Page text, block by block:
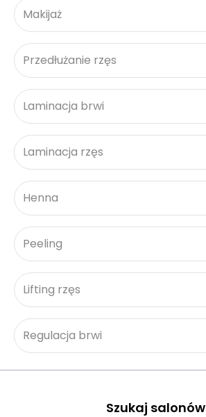
Makijaż
Przedłużanie rzęs
Laminacja brwi
Laminacja rzęs
Henna
Peeling
Lifting rzęs
Regulacja brwi
Szukaj salonów